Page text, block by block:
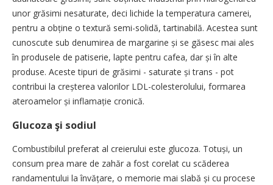
unor grăsimi nesaturate, deci lichide la temperatura came­rei,
pentru a obține o textură semi-so­lidă, tartinabilă. Acestea sunt
cunoscute sub denumirea de margarine și se găsesc mai ales
în produsele de patiserie, lapte pentru cafea, dar și în alte
produse. Aceste ti­puri de grăsimi - saturate și trans - pot
contribui la creșterea valorilor LDL-colesterolului, formarea
ate­roa­melor și inflamație cronică.
Glucoza şi sodiul
Combustibilul preferat al creierului este glucoza. Totuși, un
consum prea mare de zahăr a fost corelat cu scăderea
randamentului la învățare, o memorie mai slabă și cu procese